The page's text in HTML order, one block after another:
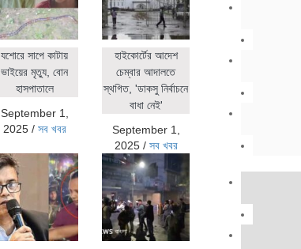
যশোরে সাপে কাটায়
ভাইয়ের মৃত্যু, বোন
হাসপাতালে
September 1,
2025/ সব খবর
হাইকোর্টের আদেশ
চেম্বার আদালতে
স্থগিত, 'ডাকসু নির্বাচনে
বাধা নেই'
September 1,
2025/ সব খবর